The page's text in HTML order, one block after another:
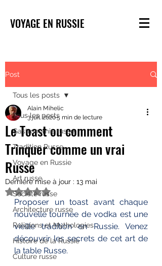
VOYAGE EN RUSSIE
Post
Tous les posts
Gastronomie russe
Tradition Russe
Voyage en Russie
Art russe
Société russe
Architecture russe
Religions et Mythologies
Histoire de la Russie
Culture russe
Tous les posts
Le Toast ou comment
Trinquer comme un vrai
Russe
Alain Mihelic
3 juil. 20205 min de lecture
Dernière mise à jour : 13 mai
Noté NaN étoiles sur 5.
Proposer un toast avant chaque
nouvelle tournée de vodka est une
vieille tradition en Russie. Venez
découvrir les secrets de cet art de
la table Russe.